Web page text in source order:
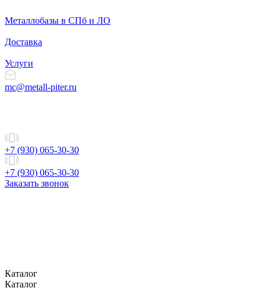
Металлобазы в СПб и ЛО
Доставка
Услуги
mc@metall-piter.ru
+7 (930) 065-30-30
+7 (930) 065-30-30
Заказать звонок
Каталог
Каталог